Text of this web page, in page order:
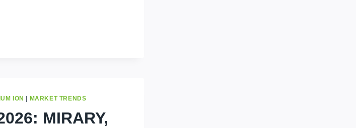
ION | MARKET TRENDS
MIRARY,